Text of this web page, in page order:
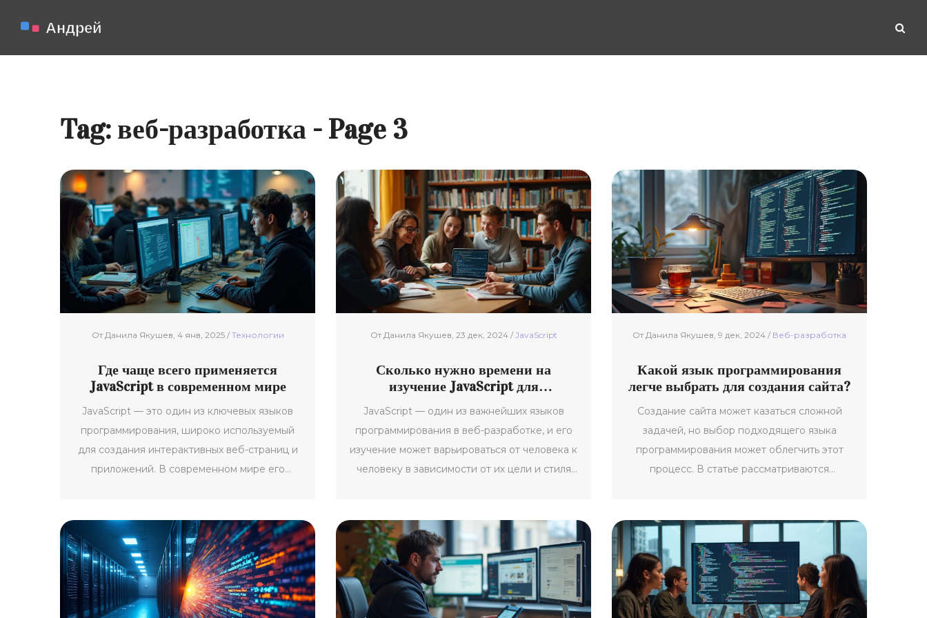
Tag: веб-разработка - Page 3
От Данила Якушев, 4 янв, 2025 / Технологии
Где чаще всего применяется
JavaScript в современном мире
JavaScript — это один из ключевых языков
программирования, широко используемый
для создания интерактивных веб-страниц и
приложений. В современном мире его
устройств. Эта статья рассматривает
основные области использования JavaScript,
такие как интерактивность на веб-страницах,
серверные технологии, мобильные
приложения и даже игры. Мы также
От Данила Якушев, 23 дек, 2024 / JavaScript
Сколько нужно времени на
изучение JavaScript для
начинающих
JavaScript — один из важнейших языков
программирования в веб-разработке, и его
изучение может варьироваться от человека к
человеку в зависимости от их цели и стиля
понимания может потребоваться больше
времени. В данной статье рассмотрены
ключевые аспекты, которые могут повлиять
на продолжительность изучения, а также
полезные советы для ускорения этого
От Данила Якушев, 9 дек, 2024 / Веб-разработка
Какой язык программирования
легче выбрать для создания сайта?
Создание сайта может казаться сложной
задачей, но выбор подходящего языка
программирования может облегчить этот
процесс. В статье рассматриваются
веб-разработке. Узнайте, какой из них лучше
всего подходит для вашего проекта и какие
преимущества они предлагают. Это поможет
не только сэкономить время, но и достигнуть
лучших результатов в создании вашего веб-